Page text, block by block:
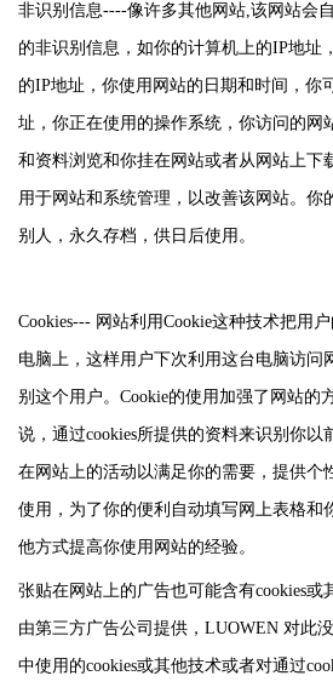
非识别信息----像许多其他网站,该网站会
的非识别信息，如你的计算机上的IP地址
的IP地址，你使用网站的日期和时间，你
址，你正在使用的操作系统，你访问的网
和资料浏览和你挂在网站或者从网站上下
用于网站和系统管理，以改善该网站。你
别人，永久存档，供日后使用。
Cookies--- 网站利用Cookie这种技术把用
电脑上，这样用户下次利用这台电脑访问
别这个用户。 Cookie的使用加强了网站的
说，通过cookies所提供的资料来识别你以
在网站上的活动以满足你的需要，提供个
使用，为了你的便利自动填写网上表格和
他方式提高你使用网站的经验。
张贴在网站上的广告也可能含有cookies或
由第三方广告公司提供， LUOWEN 对此
中使用的cookies或其他技术或者对通过